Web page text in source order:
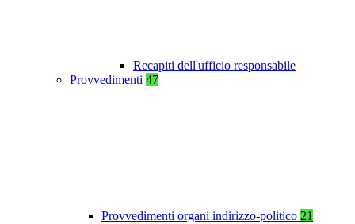
Recapiti dell'ufficio responsabile
Provvedimenti 47
Provvedimenti organi indirizzo-politico 21